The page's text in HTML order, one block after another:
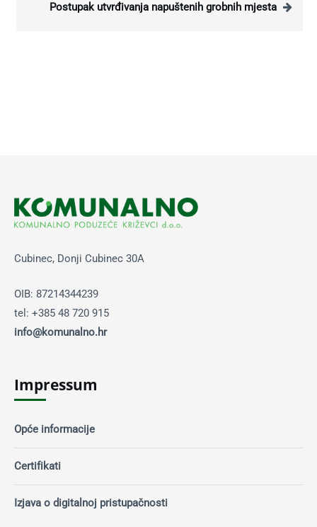
Postupak utvrđivanja napuštenih grobnih mjesta
Cubinec, Donji Cubinec 30A
OIB: 87214344239
tel: +385 48 720 915
info@komunalno.hr
Impressum
Opće informacije
Certifikati
Izjava o digitalnoj pristupačnosti